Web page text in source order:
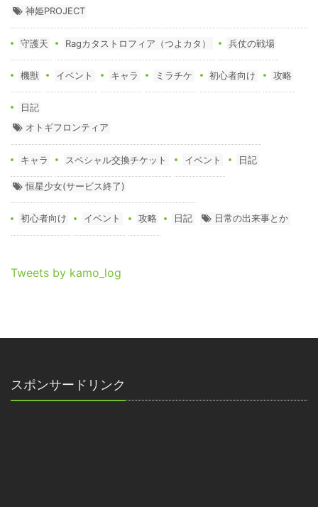
神姫PROJECT
守護天 Ragカタストロフィア（つよカタ） 兵仗の戦場
機獣 イベント キャラ ミラチケ 初心者向け 攻略
日記
オトギフロンティア
キャラ スペシャル交換チケット イベント 日記
恒星少女(サービス終了)
初心者向け イベント 攻略 日記 日常の出来事とか
Tweets by kamo_log
スポンサードリンク